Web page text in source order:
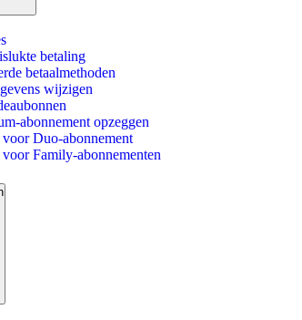
betaling
betaalmethoden
wijzigen
abonnement opzeggen
Duo-abonnement
Family-abonnementen